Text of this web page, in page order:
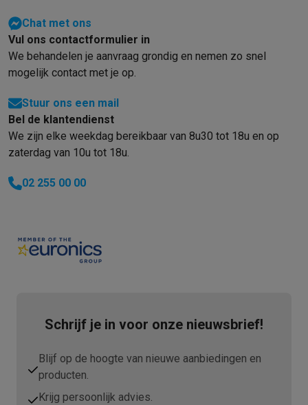
Chat met ons
Vul ons contactformulier in
We behandelen je aanvraag grondig en nemen zo snel
mogelijk contact met je op.
Stuur ons een mail
Bel de klantendienst
We zijn elke weekdag bereikbaar van 8u30 tot 18u en op
zaterdag van 10u tot 18u.
02 255 00 00
Schrijf je in voor onze nieuwsbrief!
Blijf op de hoogte van nieuwe aanbiedingen en
producten.
Krijg persoonlijk advies.